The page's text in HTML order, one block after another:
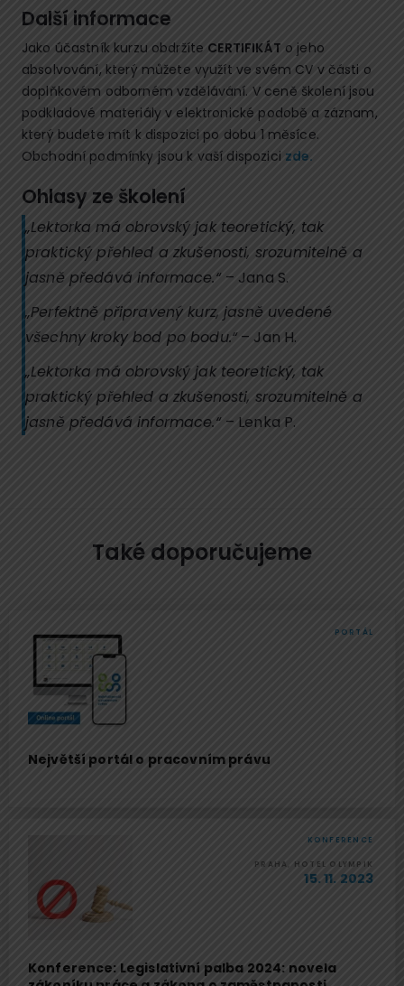
Další informace
Jako účastník kurzu obdržíte CERTIFIKÁT o jeho
absolvování, který můžete využít ve svém CV v části o
doplňkovém odborném vzdělávání. V ceně školení jsou
podkladové materiály v elektronické podobě a záznam,
který budete mít k dispozici po dobu 1 měsíce.
Obchodní podmínky jsou k vaší dispozici zde.
Ohlasy ze školení
„Lektorka má obrovský jak teoretický, tak
praktický přehled a zkušenosti, srozumitelně a
jasně předává informace.“ – Jana S.
„Perfektně připravený kurz, jasně uvedené
všechny kroky bod po bodu.“– Jan H.
„Lektorka má obrovský jak teoretický, tak
praktický přehled a zkušenosti, srozumitelně a
jasně předává informace.“ – Lenka P.
Také doporučujeme
Největší portál o pracovním právu
PORTÁL
Konference: Legislativní palba 2024: novela
KONFERENCE
PRAHA, HOTEL OLYMPIK
15. 11. 2023